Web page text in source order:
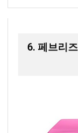
6. 페브리